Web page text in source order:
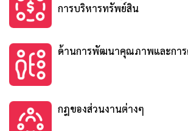
การบริหารทรัพย์สิน
ด้านการพัฒนาคุณภาพและการ
กฎของส่วนงานต่างๆ